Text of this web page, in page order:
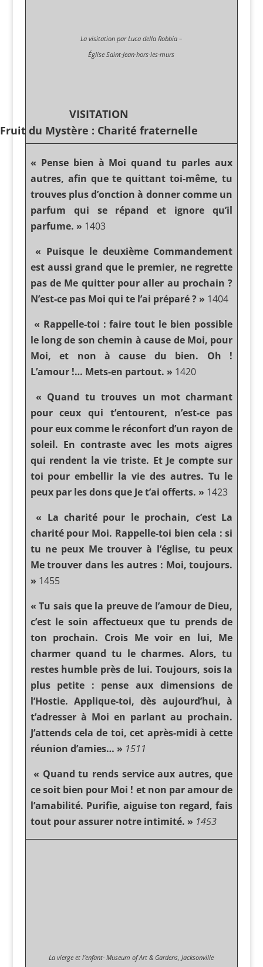
La visitation par Luca della Robbia –
Église Saint-Jean-hors-les-murs
VISITATION
Fruit du Mystère : Charité fraternelle
« Pense bien à Moi quand tu parles aux
autres, afin que te quittant toi-même, tu
trouves plus d’onction à donner comme un
parfum qui se répand et ignore qu’il
parfume. » 1403
« Puisque le deuxième Commandement
est aussi grand que le premier, ne regrette
pas de Me quitter pour aller au prochain ?
N’est-ce pas Moi qui te l’ai préparé ? » 1404
« Rappelle-toi : faire tout le bien possible
le long de son chemin à cause de Moi, pour
Moi, et non à cause du bien. Oh !
L’amour !… Mets-en partout. » 1420
« Quand tu trouves un mot charmant
pour ceux qui t’entourent, n’est-ce pas
pour eux comme le réconfort d’un rayon de
soleil. En contraste avec les mots aigres
qui rendent la vie triste. Et Je compte sur
toi pour embellir la vie des autres. Tu le
peux par les dons que Je t’ai offerts. » 1423
« La charité pour le prochain, c’est La
charité pour Moi. Rappelle-toi bien cela : si
tu ne peux Me trouver à l’église, tu peux
Me trouver dans les autres : Moi, toujours.
» 1455
« Tu sais que la preuve de l’amour de Dieu,
c’est le soin affectueux que tu prends de
ton prochain. Crois Me voir en lui, Me
charmer quand tu le charmes. Alors, tu
restes humble près de lui. Toujours, sois Ia
plus petite : pense aux dimensions de
l’Hostie. Applique-toi, dès aujourd’hui, à
t’adresser à Moi en parlant au prochain.
J’attends cela de toi, cet après-midi à cette
réunion d’amies… » 1511
« Quand tu rends service aux autres, que
ce soit bien pour Moi ! et non par amour de
l’amabilité. Purifie, aiguise ton regard, fais
tout pour assurer notre intimité. » 1453
La vierge et l’enfant- Museum of Art & Gardens, Jacksonville